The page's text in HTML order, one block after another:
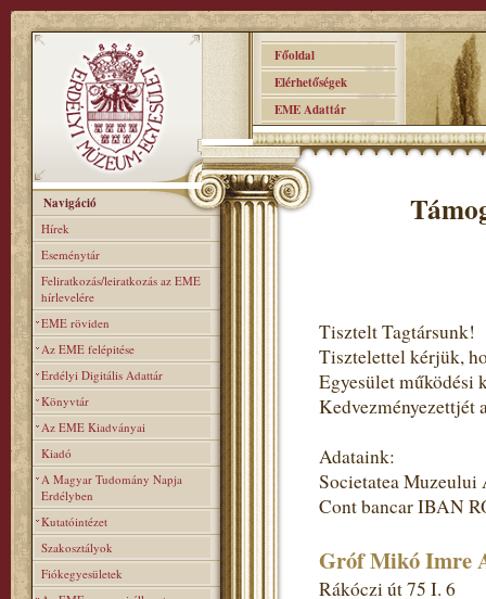
Főoldal
Elérhetőségek
EME Adattár
Navigáció
Hírek
Eseménytár
Feliratkozás/leiratkozás az EME
hírlevelére
EME röviden
Az EME felépitése
Erdélyi Digitális Adattár
Könyvtár
Az EME Kiadványai
Kiadó
A Magyar Tudomány Napja
Erdélyben
Kutatóintézet
Szakosztályok
Fiókegyesületek
Tisztelt Tagtársunk!
Tisztelettel kérjük,
Egyesület működési
Kedvezményezettjét
Adataink:
Societatea
Cont bancar IBAN
Gróf Mikó Imre
Rákóczi út 75 I. 6